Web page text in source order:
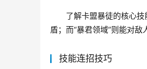
了解卡盟暴徒的核心
盾；而“暴君领域”则能对
技能连招技巧